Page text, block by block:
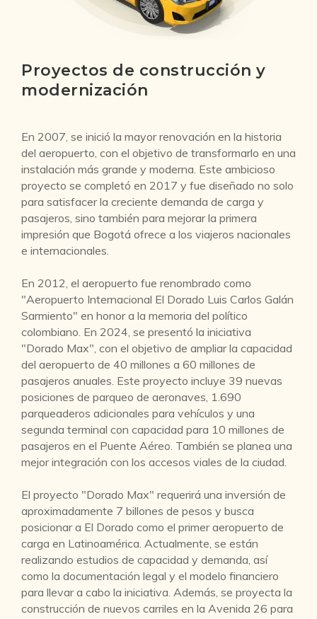
Proyectos de construcción y
modernización
En 2007, se inició la mayor renovación en la historia
del aeropuerto, con el objetivo de transformarlo en una
instalación más grande y moderna. Este ambicioso
proyecto se completó en 2017 y fue diseñado no solo
para satisfacer la creciente demanda de carga y
pasajeros, sino también para mejorar la primera
impresión que Bogotá ofrece a los viajeros nacionales
e internacionales.
En 2012, el aeropuerto fue renombrado como
"Aeropuerto Internacional El Dorado Luis Carlos Galán
Sarmiento" en honor a la memoria del político
colombiano. En 2024, se presentó la iniciativa
"Dorado Max", con el objetivo de ampliar la capacidad
del aeropuerto de 40 millones a 60 millones de
pasajeros anuales. Este proyecto incluye 39 nuevas
posiciones de parqueo de aeronaves, 1.690
parqueaderos adicionales para vehículos y una
segunda terminal con capacidad para 10 millones de
pasajeros en el Puente Aéreo. También se planea una
mejor integración con los accesos viales de la ciudad.
El proyecto "Dorado Max" requerirá una inversión de
aproximadamente 7 billones de pesos y busca
posicionar a El Dorado como el primer aeropuerto de
carga en Latinoamérica. Actualmente, se están
realizando estudios de capacidad y demanda, así
como la documentación legal y el modelo financiero
para llevar a cabo la iniciativa. Además, se proyecta la
construcción de nuevos carriles en la Avenida 26 para